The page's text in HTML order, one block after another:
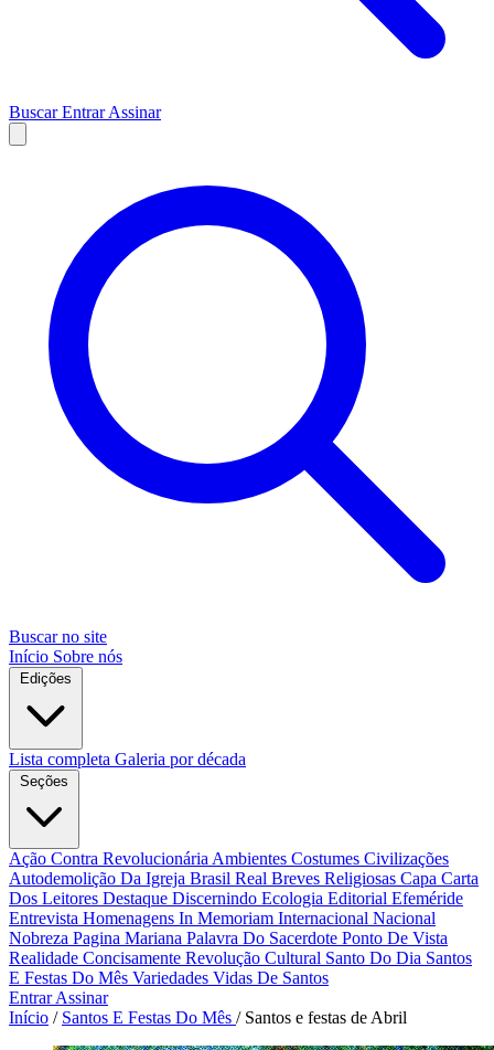
BuscarEntrarAssinar
Buscar no site
Início Sobre nós
Edições
Lista completa Galeria por década
Seções
Ação Contra Revolucionária Ambientes Costumes Civilizações
Autodemolição Da Igreja Brasil Real Breves Religiosas Capa Carta
Dos Leitores Destaque Discernindo Ecologia Editorial Efeméride
Entrevista Homenagens In Memoriam Internacional Nacional
Nobreza Pagina Mariana Palavra Do Sacerdote Ponto De Vista
Realidade Concisamente Revolução Cultural Santo Do Dia Santos
E Festas Do Mês Variedades Vidas De Santos
EntrarAssinar
Início / Santos E Festas Do Mês / Santos e festas de Abril